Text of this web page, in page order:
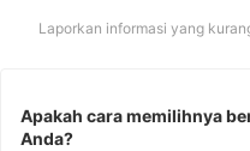
Laporkan informasi yang
Apakah cara memilihnya
Anda?